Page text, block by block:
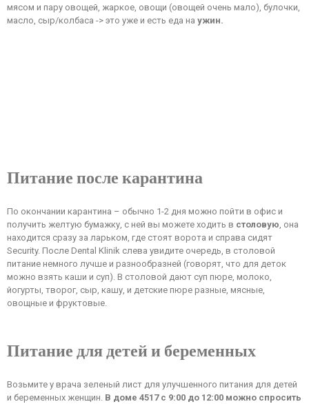
мясом и пару овощей, жаркое, овощи (овощей очень мало), булочки,
масло, сыр/колбаса -> это уже и есть еда на ужин.
Питание после карантина
По окончании карантина – обычно 1-2 дня можно пойти в офис и
получить желтую бумажку, с ней вы можете ходить в столовую , она
находится сразу за ларьком, где стоят ворота и справа сидят
Security. После Dental Klinik слева увидите очередь, в столовой
питание немного лучше и разнообразней (говорят, что для деток
можно взять каши и суп). В столовой дают суп пюре, молоко,
йогурты, творог, сыр, кашу, и детские пюре разные, мясные,
овощные и фруктовые.
Питание для детей и беременных
Возьмите у врача зеленый лист для улучшенного питания для детей
и беременных женщин. В доме 4517 с 9:00 до 12:00 можно спросить